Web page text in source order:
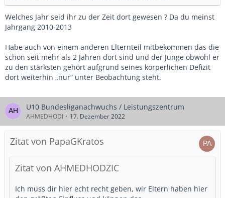
Welches Jahr seid ihr zu der Zeit dort gewesen ? Da du meinst
Jahrgang 2010-2013
Habe auch von einem anderen Elternteil mitbekommen das die
schon seit mehr als 2 Jahren dort sind und der Junge obwohl er
zu den stärksten gehört aufgrund seines körperlichen Defizit
dort weiterhin „nur“ unter Beobachtung steht.
U10 Bundesliganachwuchs / Leistungszentrum
AHMEDHODI 17. Dezember 2022
Zitat von PapaGKratos
Zitat von AHMEDHODZIC
Ich muss dir hier echt recht geben, wir Eltern haben hier